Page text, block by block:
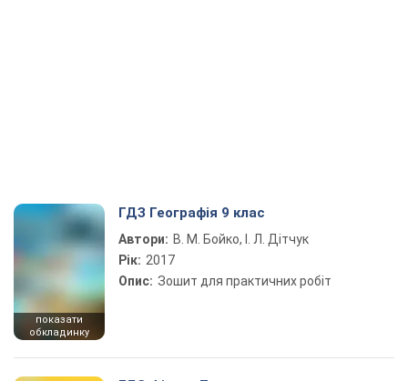
показати
обкладинку
ГДЗ Географія 9 клас
Автори: В. М. Бойко, І. Л. Дітчук
Рік: 2017
Опис: Зошит для практичних робіт